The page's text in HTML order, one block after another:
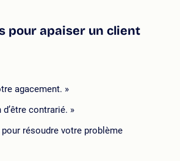
pour apaiser un client
agacement. »
contrarié. »
résoudre votre problème